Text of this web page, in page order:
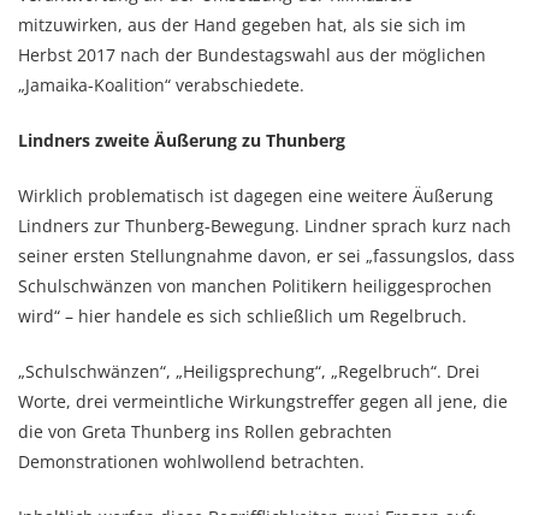
mitzuwirken, aus der Hand gegeben hat, als sie sich im
Herbst 2017 nach der Bundestagswahl aus der möglichen
„Jamaika-Koalition“ verabschiedete.
Lindners zweite Äußerung zu Thunberg
Wirklich problematisch ist dagegen eine weitere Äußerung
Lindners zur Thunberg-Bewegung. Lindner sprach kurz nach
seiner ersten Stellungnahme davon, er sei „fassungslos, dass
Schulschwänzen von manchen Politikern heiliggesprochen
wird“ – hier handele es sich schließlich um Regelbruch.
„Schulschwänzen“, „Heiligsprechung“, „Regelbruch“. Drei
Worte, drei vermeintliche Wirkungstreffer gegen all jene, die
die von Greta Thunberg ins Rollen gebrachten
Demonstrationen wohlwollend betrachten.